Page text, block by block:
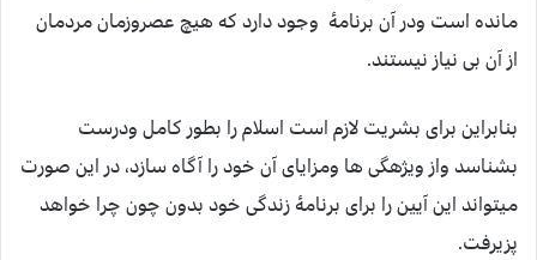
مانده است ودر آن برنامۀ وجود دارد که هیچ عصروزمان مردمان
از آن بی نیاز نیستند.
بنابراین برای بشریت لازم است اسلام را بطور کامل ودرست
بشناسد واز ویژهگی ها ومزایای آن خود را آگاه سازد، در این صورت
میتواند این آیین را برای برنامۀ زندگی خود بدون چون چرا خواهد
پزیرفت.